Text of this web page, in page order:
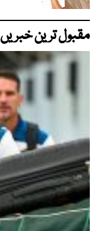
مقبول ترین خبریں